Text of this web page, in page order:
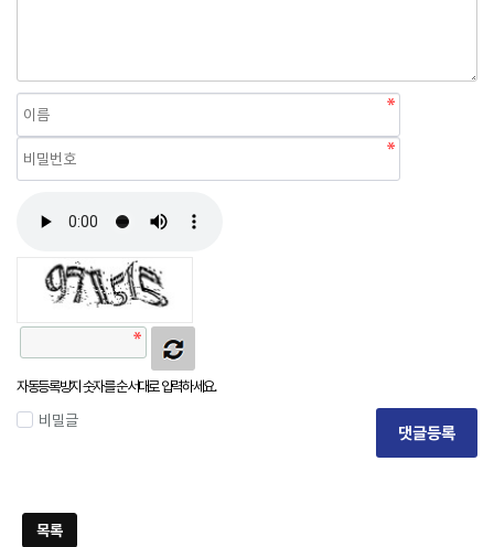
자동등록방지 숫자를 순서대로 입력하세요.
비밀글
댓글등록
목록